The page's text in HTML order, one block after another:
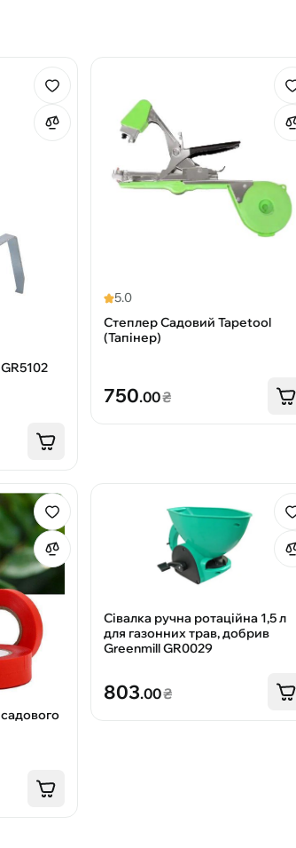
5.0
Степлер Садовий Tapetool
(Тапінер)
750.00₴
Сівалка ручна ротаційна 1,5 л
для газонних трав, добрив
Greenmill GR0029
803.00₴